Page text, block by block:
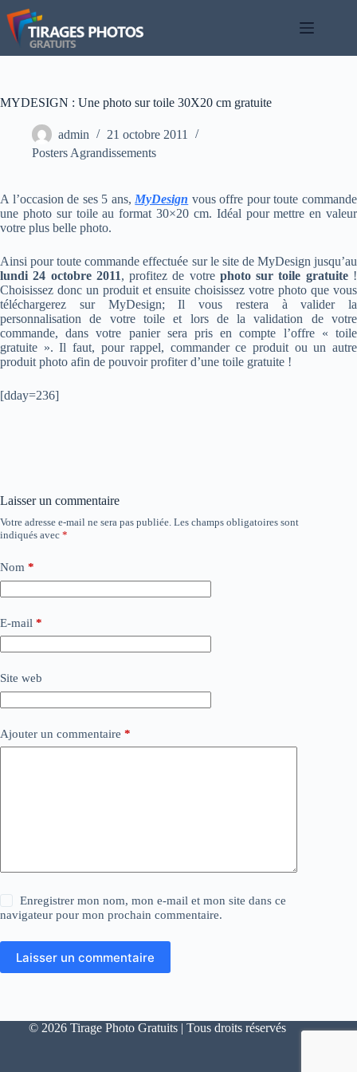
Passer
au
contenu
MYDESIGN : Une photo sur toile 30X20 cm gratuite
admin
21 octobre 2011
Posters Agrandissements
A l’occasion de ses 5 ans, MyDesign vous offre pour toute commande
une photo sur toile au format 30×20 cm. Idéal pour mettre en valeur
votre plus belle photo.
Ainsi pour toute commande effectuée sur le site de MyDesign jusqu’au
lundi 24 octobre 2011, profitez de votre photo sur toile gratuite!
Choisissez donc un produit et ensuite choisissez votre photo que vous
téléchargerez sur MyDesign; Il vous restera à valider la
personnalisation de votre toile et lors de la validation de votre
commande, dans votre panier sera pris en compte l’offre « toile
gratuite ». Il faut, pour rappel, commander ce produit ou un autre
produit photo afin de pouvoir profiter d’une toile gratuite !
[dday=236]
Laisser un commentaire
Votre adresse e-mail ne sera pas publiée. Les champs obligatoires sont
indiqués avec *
Nom *
E-mail *
Site web
Ajouter un commentaire *
Enregistrer mon nom, mon e-mail et mon site dans ce
navigateur pour mon prochain commentaire.
Laisser un commentaire
© 2026 Tirage Photo Gratuits | Tous droits réservés